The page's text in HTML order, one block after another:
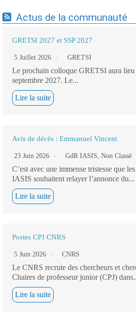
Actus de la communauté
GRETSI 2027 et SSP 2027
5 Juillet 2026 GRETSI
Le prochain colloque GRETSI aura lieu
septembre 2027. Le...
Lire la suite
Avis de décès : Emmanuel Vincent
23 Juin 2026 GdR IASIS, Non Classé
C’est avec une immense tristesse que
IASIS souhaitent relayer l’annonce du...
Lire la suite
Postes CPJ CNRS
5 Juin 2026 CNRS
Le CNRS recrute des chercheurs et
Chaires de professeur junior (CPJ)
Lire la suite